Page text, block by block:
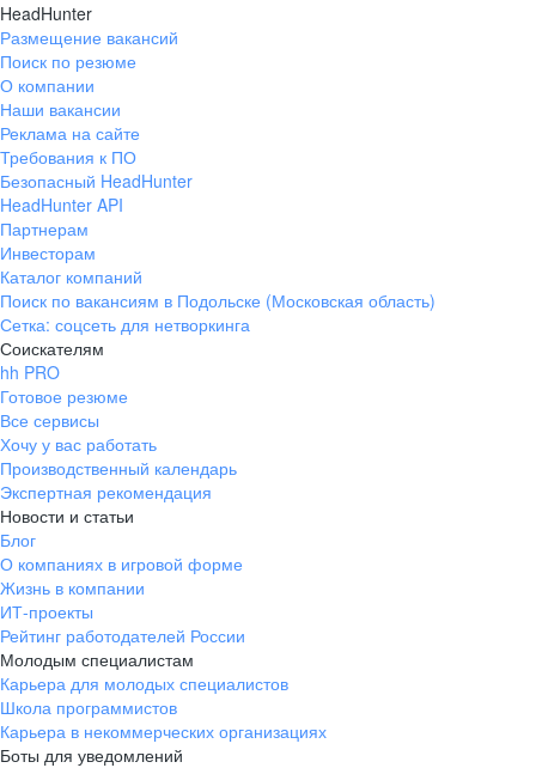
HeadHunter
Размещение вакансий
Поиск по резюме
О компании
Наши вакансии
Реклама на сайте
Требования к ПО
Безопасный HeadHunter
HeadHunter API
Партнерам
Инвесторам
Каталог компаний
Поиск по вакансиям в Подольске (Московская область)
Сетка: соцсеть для нетворкинга
Соискателям
hh PRO
Готовое резюме
Все сервисы
Хочу у вас работать
Производственный календарь
Экспертная рекомендация
Новости и статьи
Блог
О компаниях в игровой форме
Жизнь в компании
ИТ-проекты
Рейтинг работодателей России
Молодым специалистам
Карьера для молодых специалистов
Школа программистов
Карьера в некоммерческих организациях
Боты для уведомлений